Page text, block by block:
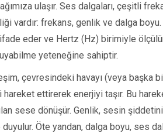
ulaşır. Ses dalgaları, çeşitli
vardır: frekans, genlik ve dalga
ifade eder ve Hertz (Hz) birimiyle
yeteneğine sahiptir.
çevresindeki havayı (veya başka
ettirerek enerjiyi taşır. Bu
sese dönüşür. Genlik, sesin
Öte yandan, dalga boyu, ses